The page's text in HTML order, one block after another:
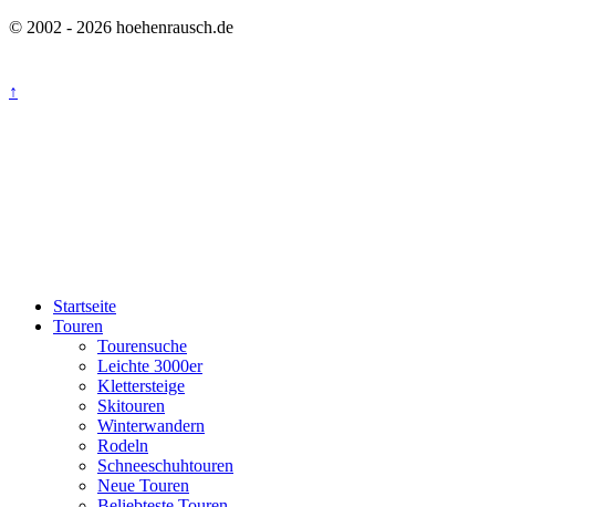
© 2002 - 2026 hoehenrausch.de
↑
Startseite
Touren
Tourensuche
Leichte 3000er
Klettersteige
Skitouren
Winterwandern
Rodeln
Schneeschuhtouren
Neue Touren